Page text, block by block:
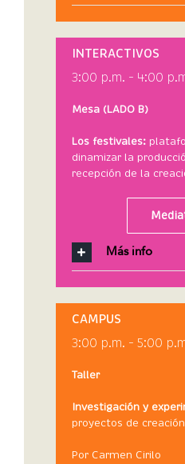
INTERACTIVOS
3:00 p.m. – 4:00
Mesa (LADO B)
Los festivales:
dinamizar la
recepción de la
Más info
CAMPUS
3:00 p.m. – 5:00
Taller
Investigación y
proyectos de
Por Carmen Cirilo